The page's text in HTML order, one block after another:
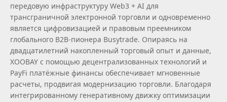
передовую инфраструктуру Web3 + AI для
трансграничной электронной торговли и одновременно
является цифровизацией и правовым преемником
глобального B2B‑пионера Busytrade. Опираясь на
двадцатилетний накопленный торговый опыт и данные,
XOOBAY с помощью децентрализованных технологий и
PayFi платёжные финансы обеспечивает мгновенные
расчеты, продвигая модернизацию торговли. Благодаря
интегрированному генеративному движку оптимизации